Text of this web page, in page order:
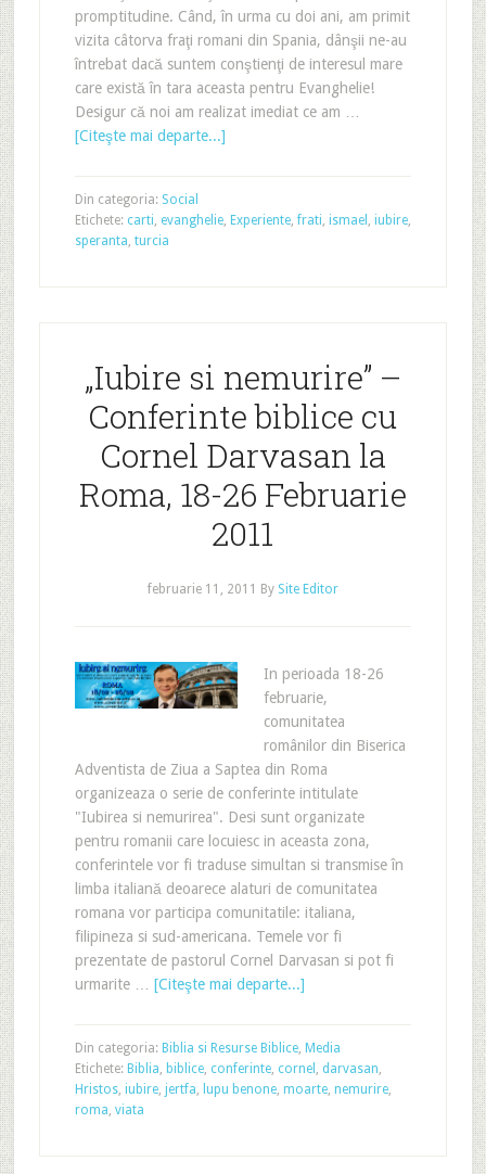
promptitudine. Când, în urma cu doi ani, am primit
vizita câtorva fraţi romani din Spania, dânşii ne-au
întrebat dacă suntem conştienţi de interesul mare
care există în tara aceasta pentru Evanghelie!
Desigur că noi am realizat imediat ce am …
[Citeşte mai departe...]
Din categoria: Social
Etichete: carti, evanghelie, Experiente,frati, ismael , iubire,
speranta, turcia
„Iubire si nemurire” –
Conferinte biblice cu
Cornel Darvasan la
Roma, 18-26 Februarie
2011
februarie 11, 2011 By Site Editor
In perioada 18-26
februarie,
comunitatea
românilor din Biserica
Adventista de Ziua a Saptea din Roma
organizeaza o serie de conferinte intitulate
"Iubirea si nemurirea". Desi sunt organizate
pentru romanii care locuiesc in aceasta zona,
conferintele vor fi traduse simultan si transmise în
limba italiană deoarece alaturi de comunitatea
romana vor participa comunitatile: italiana,
filipineza si sud-americana. Temele vor fi
prezentate de pastorul Cornel Darvasan si pot fi
urmarite … [Citeşte mai departe...]
Din categoria: Biblia si Resurse Biblice, Media
Etichete: Biblia, biblice, conferinte, cornel , darvasan,
Hristos, iubire, jertfa, lupu benone, moarte, nemurire,
roma, viata